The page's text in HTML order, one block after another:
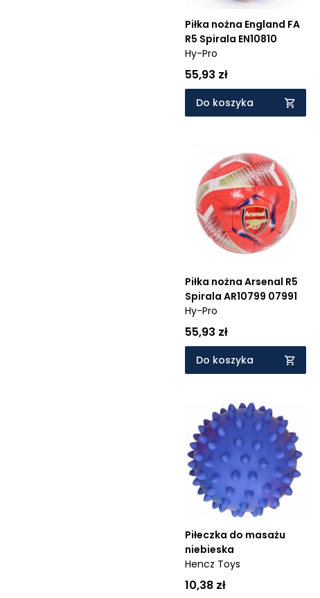
Piłka nożna England FA
R5 Spirala EN10810
Hy-Pro
55,93 zł
Do koszyka
Piłka nożna Arsenal R5
Spirala AR10799 07991
Hy-Pro
55,93 zł
Do koszyka
Piłeczka do masażu
niebieska
Hencz Toys
10,38 zł